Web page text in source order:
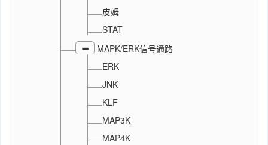
皮姆
STAT
MAPK/ERK信号通路
ERK
JNK
KLF
MAP3K
MAP4K